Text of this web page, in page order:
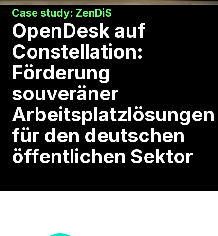
Case study: ZenDiS
OpenDesk auf
Constellation:
Förderung
souveräner
Arbeitsplatzlösungen
für den deutschen
öffentlichen Sektor